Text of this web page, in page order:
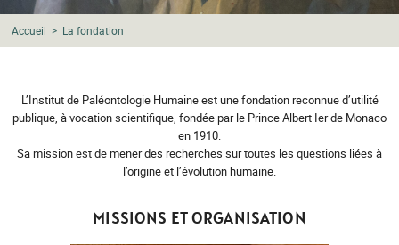
Accueil La fondation
LA FONDATION
L’Institut de Paléontologie Humaine est une fondation reconnue d’utilité
publique, à vocation scientifique, fondée par le Prince Albert Ier de Monaco
en 1910.
Sa mission est de mener des recherches sur toutes les questions liées à
l’origine et l’évolution humaine.
MISSIONS ET ORGANISATION